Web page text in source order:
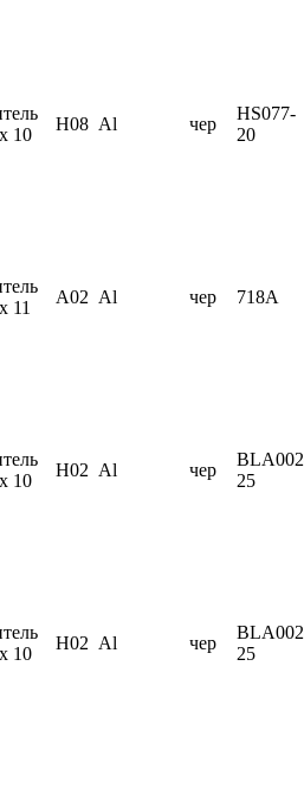
10
H08 Al чер
HS077-
20
11
A02 Al чер 718A
10
H02 Al чер
25
10
H02 Al чер
25